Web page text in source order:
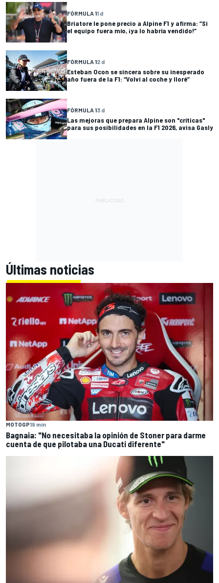
FÓRMULA 11 d
Briatore le pone precio a Alpine F1 y afirma: “Si
el equipo fuera mío, ¡ya lo habría vendido!”
FÓRMULA 12 d
Esteban Ocon se sincera sobre su inesperado
año fuera de la F1: “Volví al coche y lloré”
FÓRMULA 13 d
Las mejoras que prepara Alpine son "críticas"
para sus posibilidades en la F1 2026, avisa Gasly
Últimas noticias
MOTOGP19 min
Bagnaia: "No necesitaba la opinión de Stoner para darme
cuenta de que pilotaba una Ducati diferente"